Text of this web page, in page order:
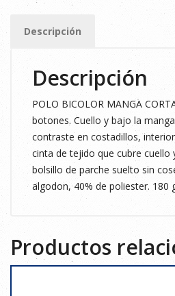
Descripción
Descripción
POLO BICOLOR MANGA
botones. Cuello y bajo la
contraste en costadillos,
cinta de tejido que cubre cuello
bolsillo de parche suelto sin
algodon, 40% de poliester. 180
Productos